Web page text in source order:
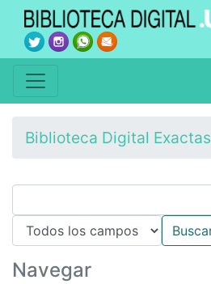
Biblioteca Digital Exactas
Navegar